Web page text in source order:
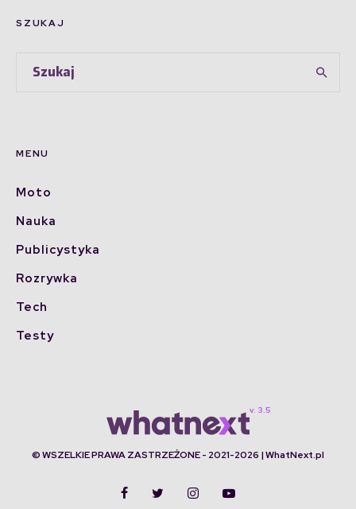
SZUKAJ
MENU
Moto
Nauka
Publicystyka
Rozrywka
Tech
Testy
© WSZELKIE PRAWA ZASTRZEŻONE - 2021-2026 | WhatNext.pl